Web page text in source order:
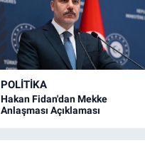
POLİTİKA
Hakan Fidan'dan Mekke
Anlaşması Açıklaması